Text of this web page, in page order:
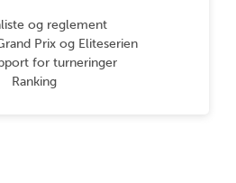
og reglement
Prix og Eliteserien
for turneringer
Ranking